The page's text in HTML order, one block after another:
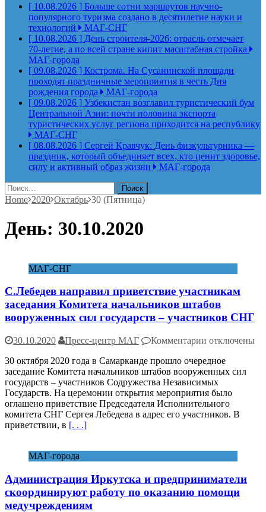
[ 10.08.2026 ] Больше сотни маршрутов научно-
популярного туризма создано в десятилетие науки и
технологий
МАГ-СНГ
[ 10.08.2026 ] День строителя‑2026: отрасль отмечает
70‑летие, а по всей стране кипит масштабная стройка
МАГ-города
[ 09.08.2026 ] Кострома. На Сусанинской площади
проходят праздничные мероприятия в честь Дня
рождения города
МАГ-города
[ 09.08.2026 ] Узбекистан возглавил туристический бум
Центральной Азии: почти половина экспорта
туристических услуг региона приходится на республику
МАГ-СНГ
[ 08.08.2026 ] Сергей Кравчук: День физкультурника —
праздник, который объединяет всех, кто ценит здоровье,
силу и активный образ жизни
МАГ-города
Найти:
Home 2020 Октябрь 30 (Пятница)
День: 30.10.2020
МАГ-СНГ
С.Лебедев направил приветствие участникам
заседания Комитета начальников штабов
вооруженных сил государств – участников СНГ
30.10.2020 Пресс-центр МАГ Комментарии к
С.Лебедев
направил
приветствие
участникам
заседания
Комитета
–
участников
СНГ
отключены
30 октября 2020 года в Самарканде прошло очередное
заседание Комитета начальников штабов вооруженных сил
государств – участников Содружества Независимых
Государств. На церемонии открытия мероприятия было
оглашено приветствие Председателя Исполнительного
комитета СНГ Сергея Лебедева в адрес его участников. В
приветствии, в [. . .]
МАГ-города
Администрация Иркутска и предприниматели
скоординируют работу по оказанию помощи
медучреждениям